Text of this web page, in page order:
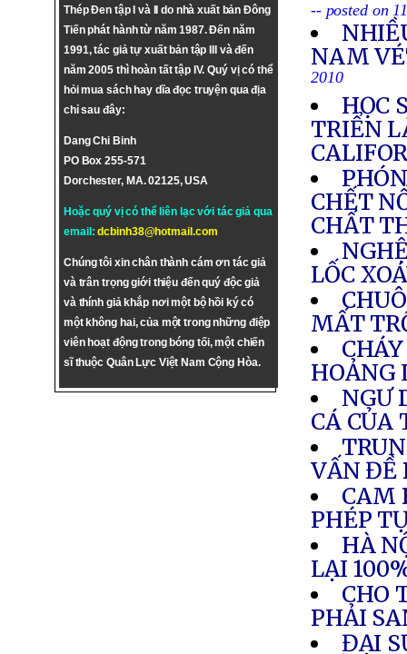
Thép Đen tập I và II do nhà xuất bản Đông
Tiến phát hành từ năm 1987. Đến năm
1991, tác giả tự xuất bản tập III và đến
năm 2005 thì hoàn tất tập IV. Quý vị có thể
hỏi mua sách hay dĩa đọc truyện qua địa
chỉ sau đây:
Dang Chi Binh
PO Box 255-571
Dorchester, MA. 02125, USA
Hoặc quý vị có thể liên lạc với tác giả qua
email:dcbinh38@hotmail.com
Chúng tôi xin chân thành cám ơn tác giả
và trân trọng giới thiệu đến quý độc giả
và thính giả khắp nơi một bộ hồi ký có
một không hai, của một trong những điệp
viên hoạt động trong bóng tối, một chiến
sĩ thuộc Quân Lực Việt Nam Cộng Hòa.
-- posted on
NAM
2010
HỌC
TRIỂN
CHẾT
CHẤT
LỐC
MẤT
HOẢNG
NGƯ
CÁ CỦA
VẤN ĐỀ
CAM
PHÉP
HÀ
LẠI
CHO
PHẢI
ĐẠI